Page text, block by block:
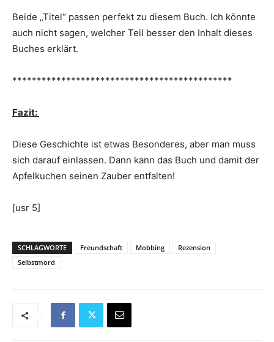
Beide „Titel“ passen perfekt zu diesem Buch. Ich könnte
auch nicht sagen, welcher Teil besser den Inhalt dieses
Buches erklärt.
*********************************************
Fazit:
Diese Geschichte ist etwas Besonderes, aber man muss
sich darauf einlassen. Dann kann das Buch und damit der
Apfelkuchen seinen Zauber entfalten!
[usr 5]
SCHLAGWORTE Freundschaft Mobbing
Rezension
Selbstmord